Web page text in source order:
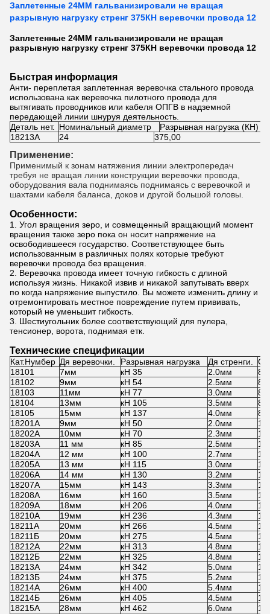
Заплетенные 24ММ гальванизировали не вращая
разрывную нагрузку стренг 375КН веревочки провода 12
Заплетенные 24ММ гальванизировали не вращая
разрывную нагрузку стренг 375КН веревочки провода 12
Быстрая информация
Анти- переплетая заплетенная веревочка стального провода
использована как веревочка пилотного провода для
вытягивать проводников или кабеля ОПГВ в надземной
передающей линии шнуруя деятельность.
Деталь нет. Номинальный диаметр Разрывная нагрузка (КН)
18213А
24 375,00
Применение:
Применимый к зонам натяжения линии электропередач
требуя не вращая линии конструкции веревочки провода,
оборудования вала поднимаясь поднимаясь с веревочкой и
шахтами кабеля баланса, доков и другой большой головы.
Особенности:
1. Угол вращения зеро, и совмещенный вращающий момент
вращения также зеро пока он носит напряжение на
освободившееся государство. Соответствующее быть
использованным в различных полях которые требуют
веревочки провода без вращения.
2. Веревочка провода имеет точную гибкость с длиной
используя жизнь. Никакой извив и никакой запутывать вверх
по когда напряжение выпустило. Вы можете изменить длину и
отремонтировать местное повреждение путем прививать,
который не уменьшит гибкость.
3. Шестиугольник более соответствующий для пулера,
тенсионер, ворота, поднимая етк.
Технические спецификации
Кат.Нумбер Дя веревочки. Разрывная нагрузка Дя стренги.
18101
7мм кН 35 2.0мм
18102
9мм кН 54 2.5мм
18103
11мм кН 77 3.0мм
18104
13мм кН 105 3.5мм
18105
15мм кН 137 4.0мм
18201А
9мм кН 50 2.0мм
18202А
10мм кН 70 2.3мм
18203А
11 мм кН 85 2.5мм
18204А
12 мм кН 100 2.7мм
18205А
13 мм кН 115 3.0мм
18206А
14 мм кН 130 3.2мм
18207А
15мм кН 143 3.3мм
18208А
16мм кН 160 3.5мм
18209А
18мм кН 206 4.0мм
18210А
19мм кН 236 4.3мм
18211А
20мм кН 266 4.5мм
18211Б
20мм кН 275 4.5мм
18212А
22мм кН 313 4.8мм
18212Б
22мм кН 325 4.8мм
18213А
24мм кН 342 5.0мм
18213Б
24мм кН 375 5.2мм
18214А
26мм кН 400 5.4мм
18214Б
26мм кН 405 4.5мм
18215А
28мм кН 462 6.0мм